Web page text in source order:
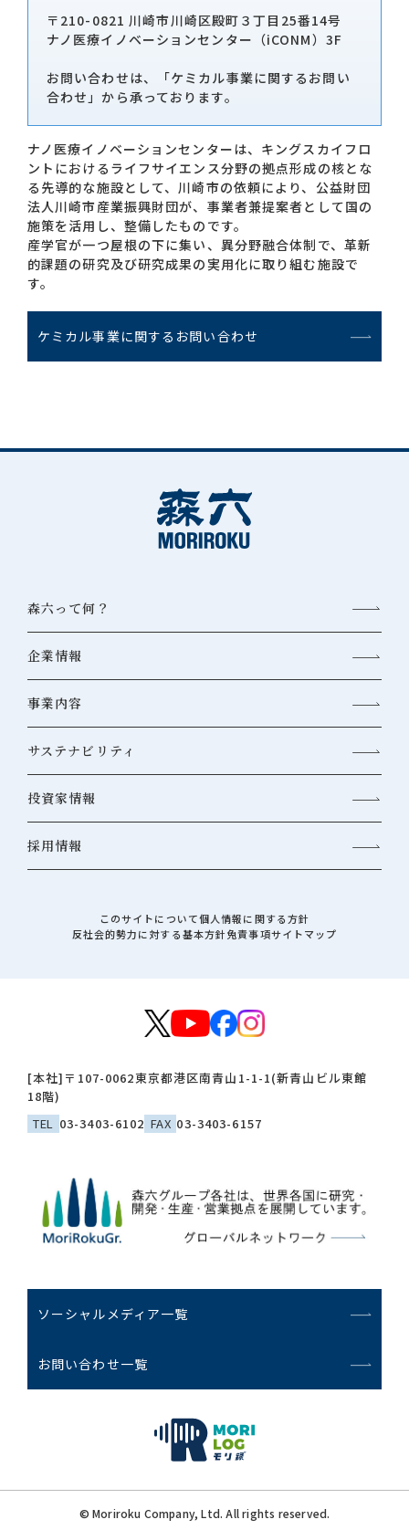
〒210-0821 川崎市川崎区殿町３丁目25番14号
ナノ医療イノベーションセンター（iCONM）3F
お問い合わせは、「ケミカル事業に関するお問い
合わせ」から承っております。
ナノ医療イノベーションセンターは、キングスカイフロ
ントにおけるライフサイエンス分野の拠点形成の核とな
る先導的な施設として、川崎市の依頼により、公益財団
法人川崎市産業振興財団が、事業者兼提案者として国の
施策を活用し、整備したものです。
産学官が一つ屋根の下に集い、異分野融合体制で、革新
的課題の研究及び研究成果の実用化に取り組む施設で
す。
ケミカル事業に関するお問い合わせ
[本社] 〒107-0062東京都港区南青山1-1-1(新青山ビル東館
18階)
TEL 03-3403-6102 FAX 03-3403-6157
ソーシャルメディア一覧
お問い合わせ一覧
森六って何？
企業情報
事業内容
サステナビリティ
投資家情報
採用情報
このサイトについて個人情報に関する方針
反社会的勢力に対する基本方針免責事項サイトマップ
© Moriroku Company, Ltd. All rights reserved.